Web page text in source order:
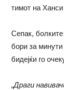
тимот на
Сепак,
бори за минути
бидејќи го
„Драги